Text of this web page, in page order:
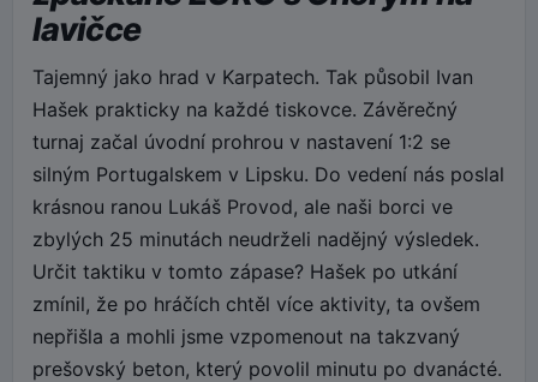
lavičce
Tajemný jako hrad v Karpatech. Tak působil Ivan
Hašek prakticky na každé tiskovce. Závěrečný
turnaj začal úvodní prohrou v nastavení 1:2 se
silným Portugalskem v Lipsku. Do vedení nás poslal
krásnou ranou Lukáš Provod, ale naši borci ve
zbylých 25 minutách neudrželi nadějný výsledek.
Určit taktiku v tomto zápase? Hašek po utkání
zmínil, že po hráčích chtěl více aktivity, ta ovšem
nepřišla a mohli jsme vzpomenout na takzvaný
prešovský beton, který povolil minutu po dvanácté.